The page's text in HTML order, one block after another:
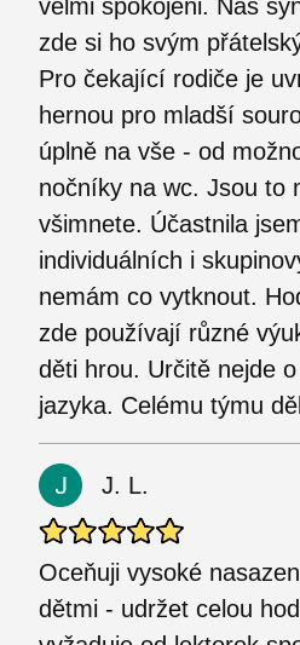
velmi spokojeni. Náš
zde si ho svým
Pro čekající rodiče je
hernou pro mladší
úplně na vše - od
nočníky na wc. Jsou to
všimnete. Účastnila
individuálních i
nemám co vytknout.
zde používají různé
děti hrou. Určitě nejde
jazyka. Celému týmu
J. L.
Oceňuji vysoké
dětmi - udržet celou